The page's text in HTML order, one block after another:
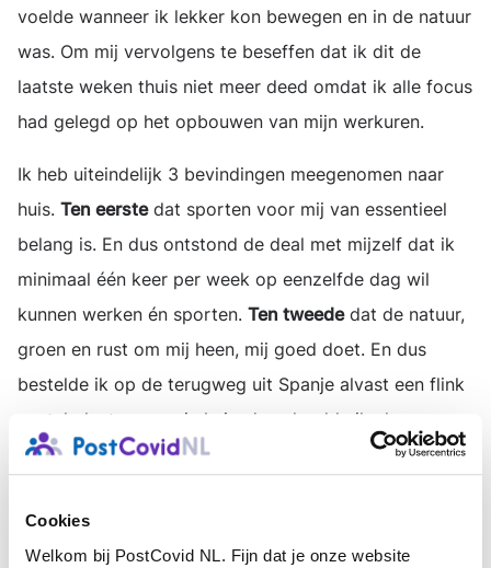
Cookies
Welkom bij PostCovid NL. Fijn dat je onze website
voelde wanneer ik lekker kon bewegen en in de natuur
was. Om mij vervolgens te beseffen dat ik dit de
laatste weken thuis niet meer deed omdat ik alle focus
had gelegd op het opbouwen van mijn werkuren.
Ik heb uiteindelijk 3 bevindingen meegenomen naar
huis. Ten eerstedat sporten voor mij van essentieel
belang is. En dus ontstond de deal met mijzelf dat ik
minimaal één keer per week op eenzelfde dag wil
kunnen werken én sporten. Ten tweededat de natuur,
groen en rust om mij heen, mij goed doet. En dus
bestelde ik op de terugweg uit Spanje alvast een flink
aantal planten voor in huis, downloadde ik als een
echte millenial een app die mij helpt er goed voor te
component in huis maar ook als onderdeel van mijn
gezondheid. Ook ben ik een plan aan het uitwerken